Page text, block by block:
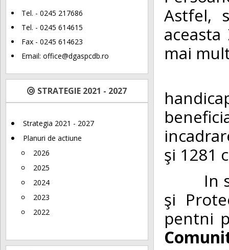
Tel. - 0245 217686
Tel. - 0245 614615
Fax - 0245 614623
Email: office@dgaspcdb.ro
STRATEGIE 2021 - 2027
Strategia 2021 - 2027
Planuri de actiune
2026
2025
2024
2023
2022
Astfel,
mai
şi 1281
In
şi
pentni